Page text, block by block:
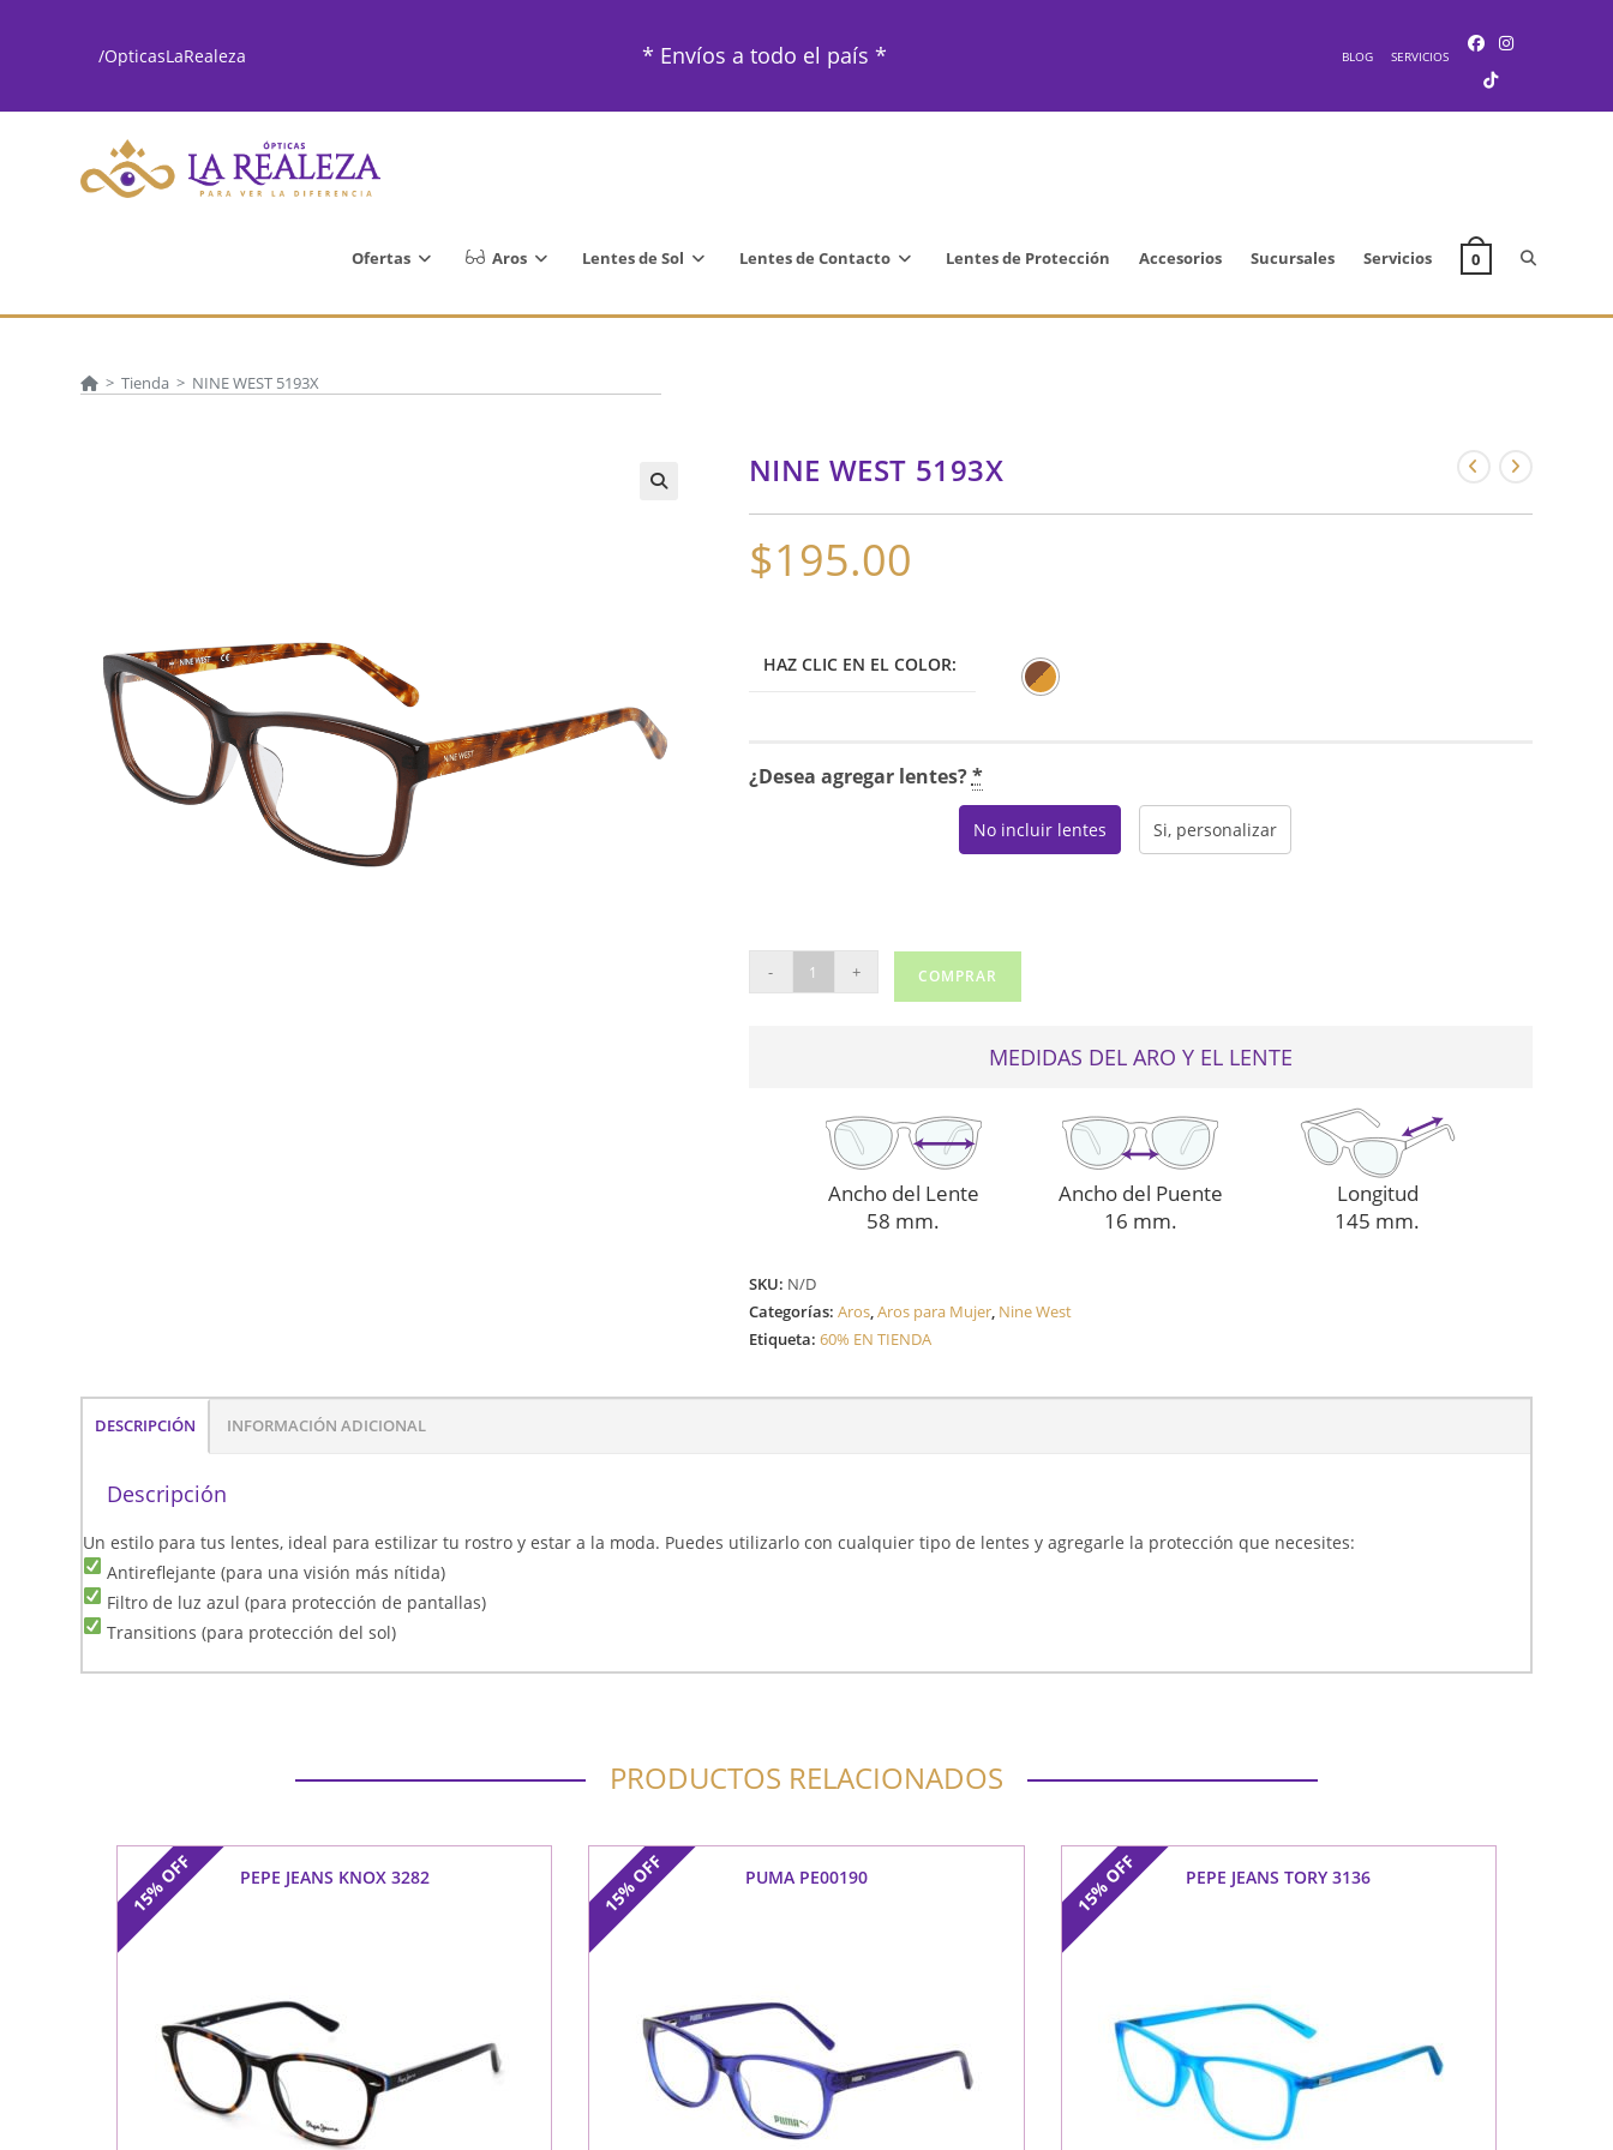
/OpticasLaRealeza * Envíos a todo el país * BLOG SERVICIOS
Ofertas Aros Lentes de Sol Lentes de Contacto Lentes de Protección Accesorios Sucursales Servicios 0 Alternar
la
> Tienda > NINE WEST 5193X
NINE WEST 5193X
$195.00
HAZ CLIC EN EL COLOR:
¿Desea agregar lentes?*
No incluir lentes Si, personalizar
WEST
- + COMPRAR
MEDIDAS DEL ARO Y EL LENTE
Ancho del Lente
58 mm.
Ancho del Puente
16 mm.
Longitud
145 mm.
SKU: N/D
Categorías: Aros,Aros para Mujer, Nine West
Etiqueta: 60% EN TIENDA
DESCRIPCIÓN INFORMACIÓN ADICIONAL
Descripción
Un estilo para tus lentes, ideal para estilizar tu rostro y estar a la moda. Puedes utilizarlo con cualquier tipo de lentes y agregarle la protección que necesites:
Antireflejante (para una visión más nítida)
Filtro de luz azul (para protección de pantallas)
Transitions (para protección del sol)
PRODUCTOS RELACIONADOS
15%
OFF PEPE JEANS KNOX 3282 15%
OFF PUMA PE00190 15%
OFF PEPE JEANS TORY 3136